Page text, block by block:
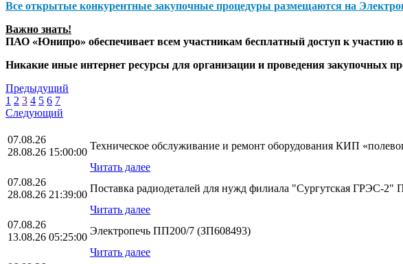
Все открытые конкурентные закупочные процедуры размещаются на
Важно знать!
ПАО «Юнипро» обеспечивает всем участникам бесплатный доступ к участию
Никакие иные интернет ресурсы для организации и проведения закупочных
Предыдущий
1 2 3 4 5 6 7
Следующий
07.08.26
28.08.26 15:00:00
Техническое обслуживание и ремонт оборудования КИП
Читать далее
07.08.26
28.08.26 21:39:00
Поставка радиодеталей для нужд филиала "Сургутская ГРЭС-
Читать далее
07.08.26
13.08.26 05:25:00
Электропечь ПП200/7 (ЗП608493)
Читать далее